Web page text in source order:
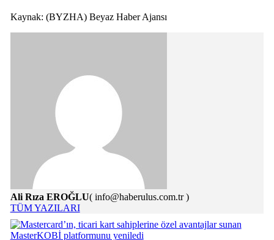
Kaynak: (BYZHA) Beyaz Haber Ajansı
Ali Rıza EROĞLU( info@haberulus.com.tr )
TÜM YAZILARI